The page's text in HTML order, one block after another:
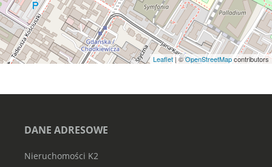
Leaflet| ©OpenStreetMapcontributors
DANE ADRESOWE
Nieruchomości K2